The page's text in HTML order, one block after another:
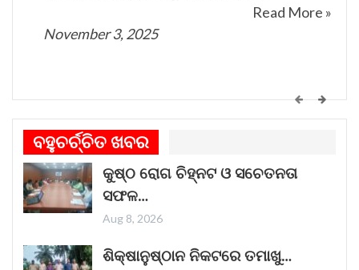
Read More »
November 3, 2025
କେମିତି ଚାଲିଛି କଟକ ଐତିହାସିକ ବାଲିଯାତ୍ରା ପ୍ରସ୍ତୁତି
ଗୀତଟି କାନରେ ପଡ଼ିଲେ, ଆଖି ଆଗରେ ନାଚିଯାଏ
ଓଡ଼ିଶାର ନୌବାଣିଜ୍ୟ ପରମ୍ପରା । ଓଡ଼ିଶାର ପ୍ରାଚୀନ
ନାମ କଳିଙ୍ଗ । ପ୍ରାଚୀନ କଳିଙ୍ଗକୁ ସମୃଦ୍ଧ କରିଥିଲା
ନୌବାଣିଜ୍ୟ
November 1, 2025
ବହୁଚର୍ଚ୍ଚିତ ଖବର
କୁଷ୍ଠ ରୋଗ ଚିହ୍ନଟ ଓ ସଚେତନତା
ସଫଳ…
Aug 8, 2026
ଶିକ୍ଷାନୁଷ୍ଠାନ ନିକଟରେ ତମାଖୁ…